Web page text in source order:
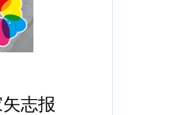
志报